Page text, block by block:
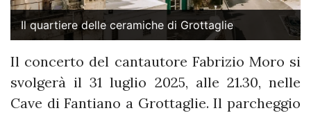
Il quartiere delle ceramiche di Grottaglie
Il concerto del cantautore Fabrizio Moro si
svolgerà il 31 luglio 2025, alle 21.30, nelle
Cave di Fantiano a Grottaglie. Il parcheggio